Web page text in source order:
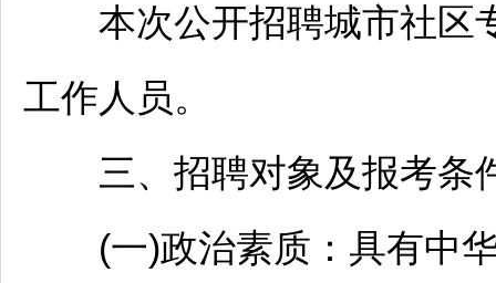
本次公开招聘城市社区
工作人员。
三、 招聘对象及报考条
(一)政治素质：具有中华